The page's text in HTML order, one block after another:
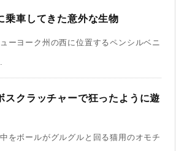
乗車してきた意外な生物
ーヨーク州の西に位置するペンシルベニ
スクラッチャーで狂ったように遊
をボールがグルグルと回る猫用のオモチ